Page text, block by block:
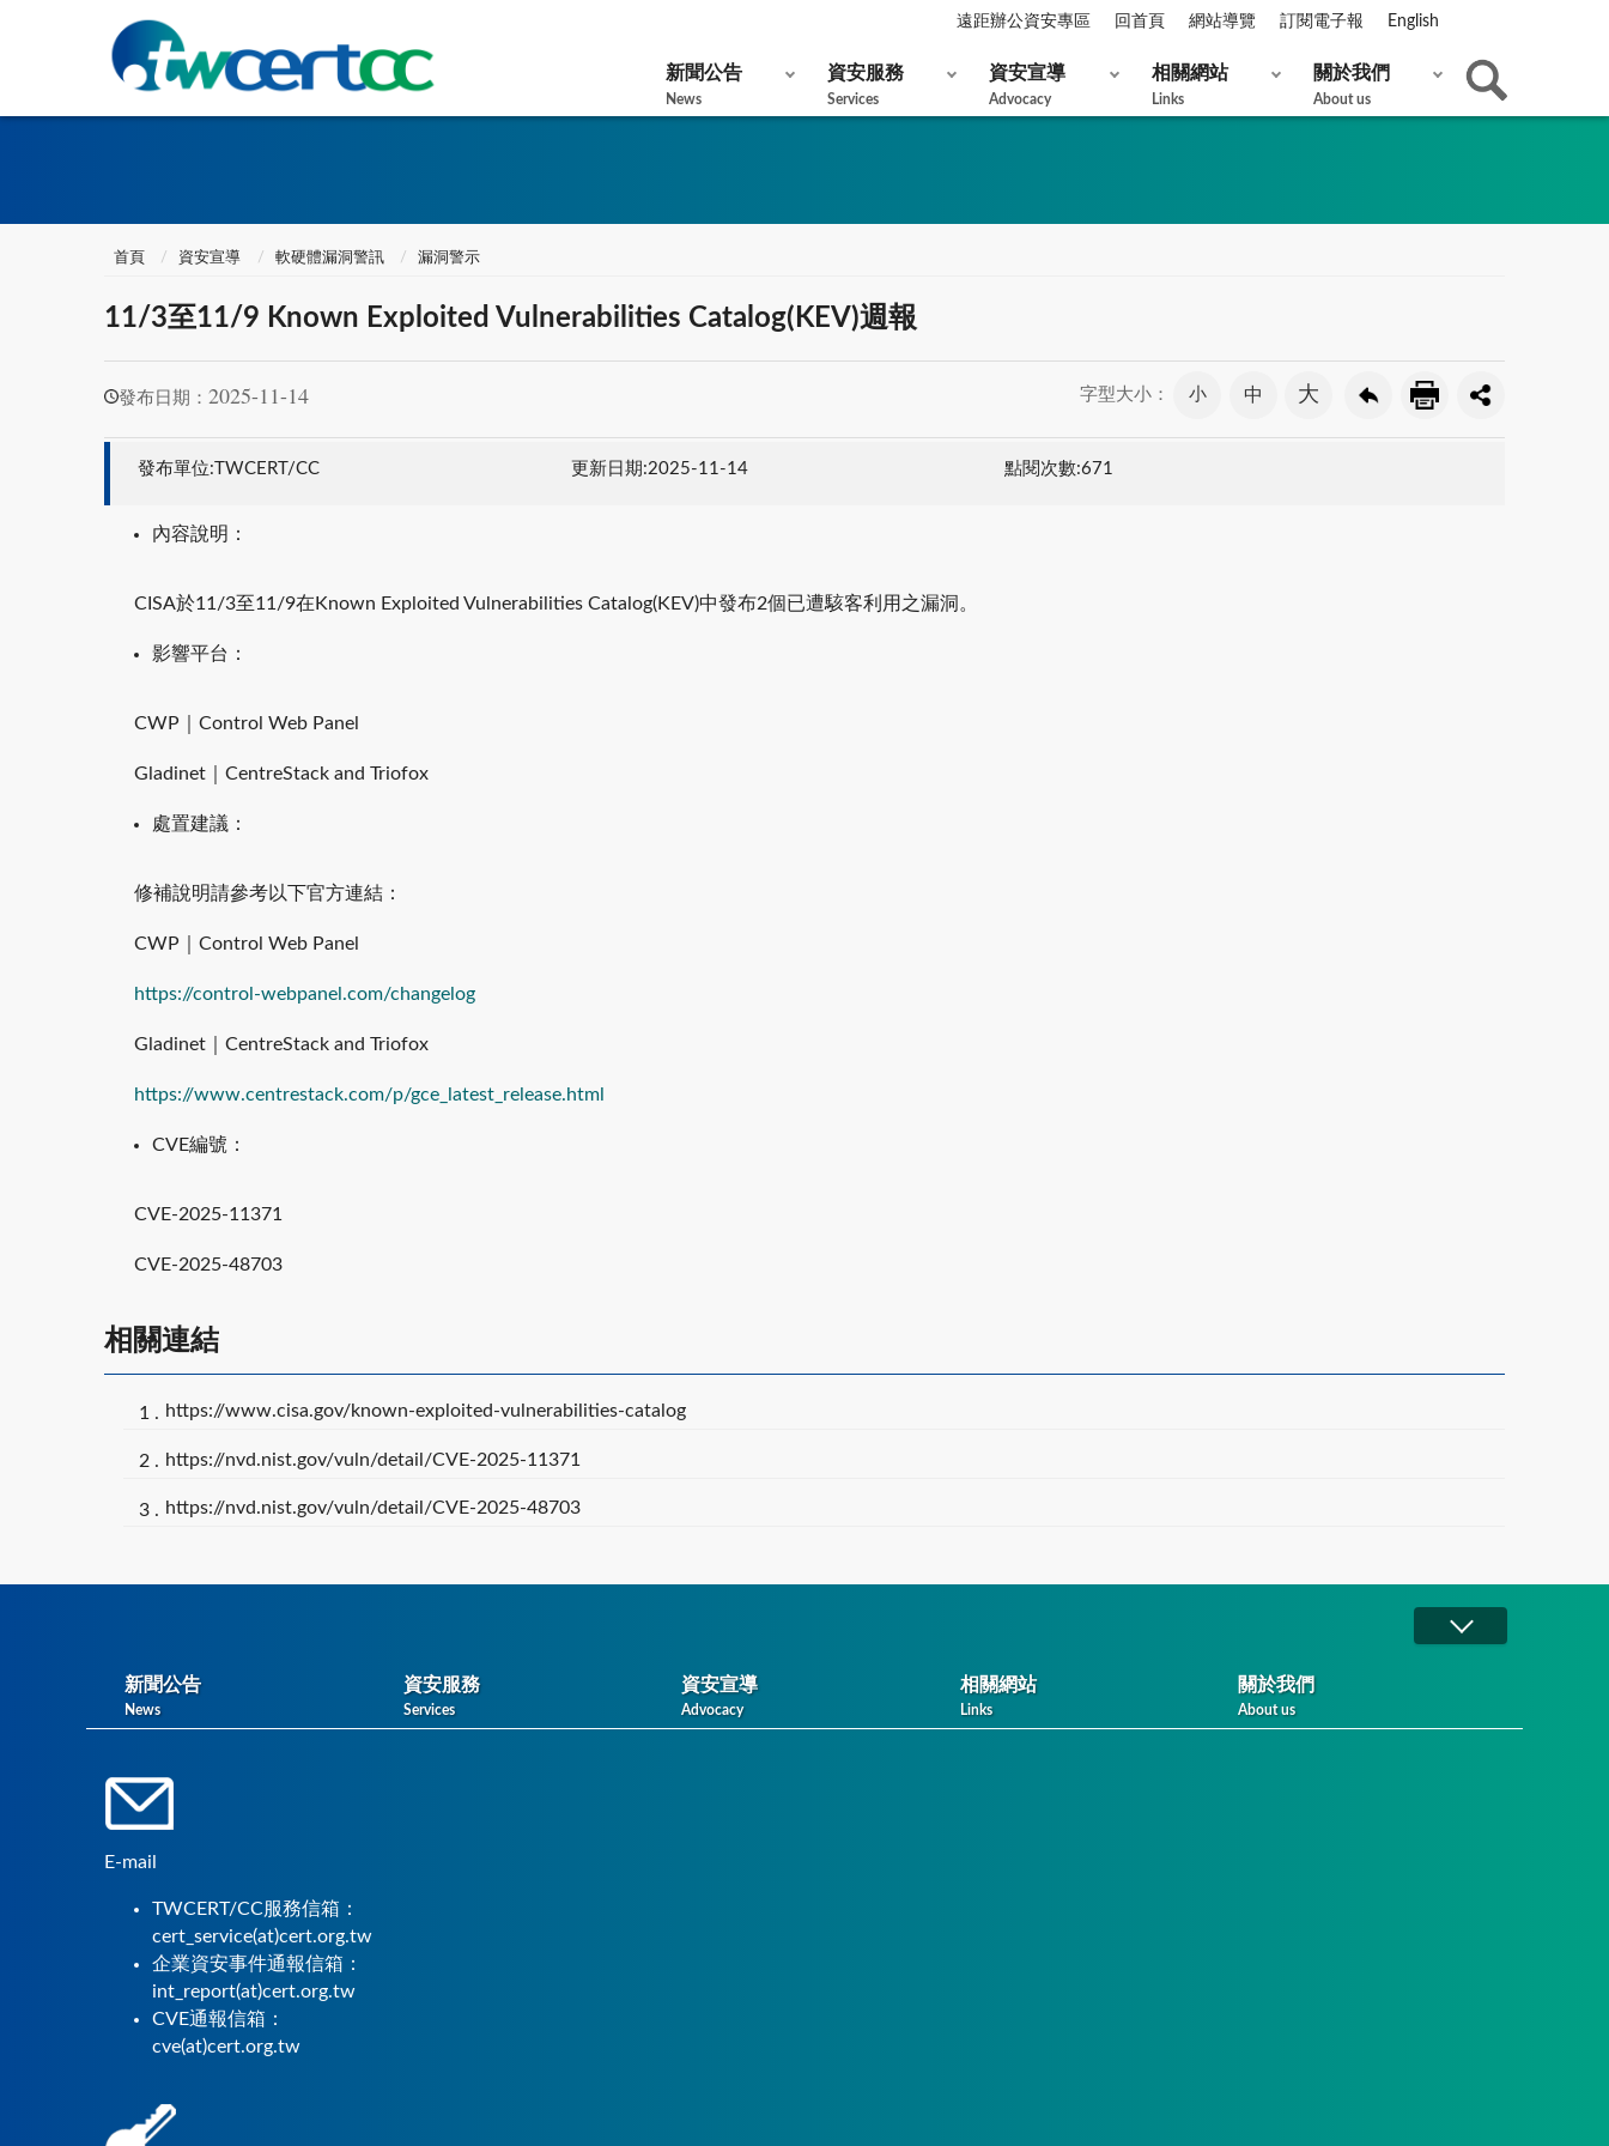
遠距辦公資安專區 回首頁 網站導覽 訂閱電子報 English
新聞公告
News
資安服務
Services
資安宣導
Advocacy
相關網站
Links
關於我們
About us
首頁 資安宣導 軟硬體漏洞警訊 漏洞警示
11/3至11/9 Known Exploited Vulnerabilities Catalog(KEV)週報
發布日期： 2025-11-14 字型大小： 小 中 大
發布單位:TWCERT/CC 更新日期:2025-11-14 點閱次數:671
內容說明：
CISA於11/3至11/9在Known Exploited Vulnerabilities Catalog(KEV)中發布2個已遭駭客利用之漏洞。
影響平台：
CWP｜Control Web Panel
Gladinet｜CentreStack and Triofox
處置建議：
修補說明請參考以下官方連結：
CWP｜Control Web Panel
https://control-webpanel.com/changelog
Gladinet｜CentreStack and Triofox
https://www.centrestack.com/p/gce_latest_release.html
CVE編號：
CVE-2025-11371
CVE-2025-48703
相關連結
https://www.cisa.gov/known-exploited-vulnerabilities-catalog
https://nvd.nist.gov/vuln/detail/CVE-2025-11371
https://nvd.nist.gov/vuln/detail/CVE-2025-48703
新聞公告
News
資安服務
Services
資安宣導
Advocacy
相關網站
Links
關於我們
About us
E-mail
TWCERT/CC服務信箱：
cert_service(at)cert.org.tw
企業資安事件通報信箱：
int_report(at)cert.org.tw
CVE通報信箱：
cve(at)cert.org.tw